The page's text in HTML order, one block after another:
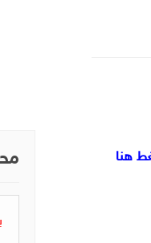
هنا